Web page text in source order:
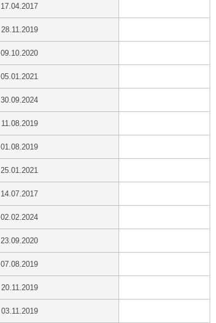
17.04.2017
28.11.2019
09.10.2020
05.01.2021
30.09.2024
11.08.2019
01.08.2019
25.01.2021
14.07.2017
02.02.2024
23.09.2020
07.08.2019
20.11.2019
03.11.2019